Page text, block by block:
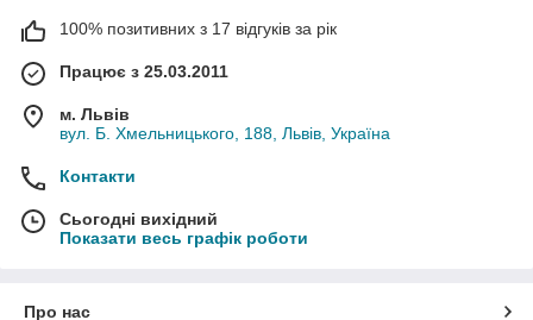
100% позитивних з 17 відгуків за рік
Працює з 25.03.2011
м. Львів
вул. Б. Хмельницького, 188, Львів, Україна
Контакти
Сьогодні вихідний
Показати весь графік роботи
Про нас